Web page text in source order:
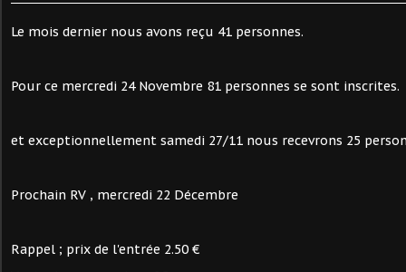
Le mois dernier nous avons reçu 41 personnes.
Pour ce mercredi 24 Novembre 81 personnes se sont inscrites.
et exceptionnellement samedi 27/11 nous recevrons 25
Prochain RV , mercredi 22 Décembre
Rappel ; prix de l'entrée 2.50 €